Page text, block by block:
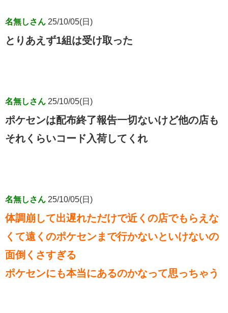
名無しさん 25/10/05(日)
とりあえず1組は受け取った
名無しさん 25/10/05(日)
ポケセンは配布終了報告一切ないけど他の店も
それくらいコード入荷してくれ
名無しさん 25/10/05(日)
体調崩して出遅れただけで近くの店でもらえな
くて遠くのポケセンまで行かないといけないの
面倒くさすぎる
ポケセンにも本当にあるのかなって思っちゃう